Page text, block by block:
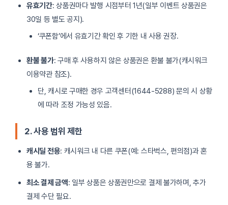
유효기간: 상품권마다 발행 시점부터 1년(일부 이벤트 상품권은
30일 등 별도 공지).
‘쿠폰함’에서 유효기간 확인 후 기한 내 사용 권장.
환불 불가: 구매 후 사용하지 않은 상품권은 환불 불가(캐시워크
이용약관 참조).
단, 캐시로 구매한 경우 고객센터(1644-5288) 문의 시 상황
에 따라 조정 가능성 있음.
2. 사용 범위 제한
캐시딜 전용: 캐시워크 내 다른 쿠폰(예: 스타벅스, 편의점)과 혼
용 불가.
최소 결제 금액: 일부 상품은 상품권만으로 결제 불가하며, 추가
결제 수단 필요.